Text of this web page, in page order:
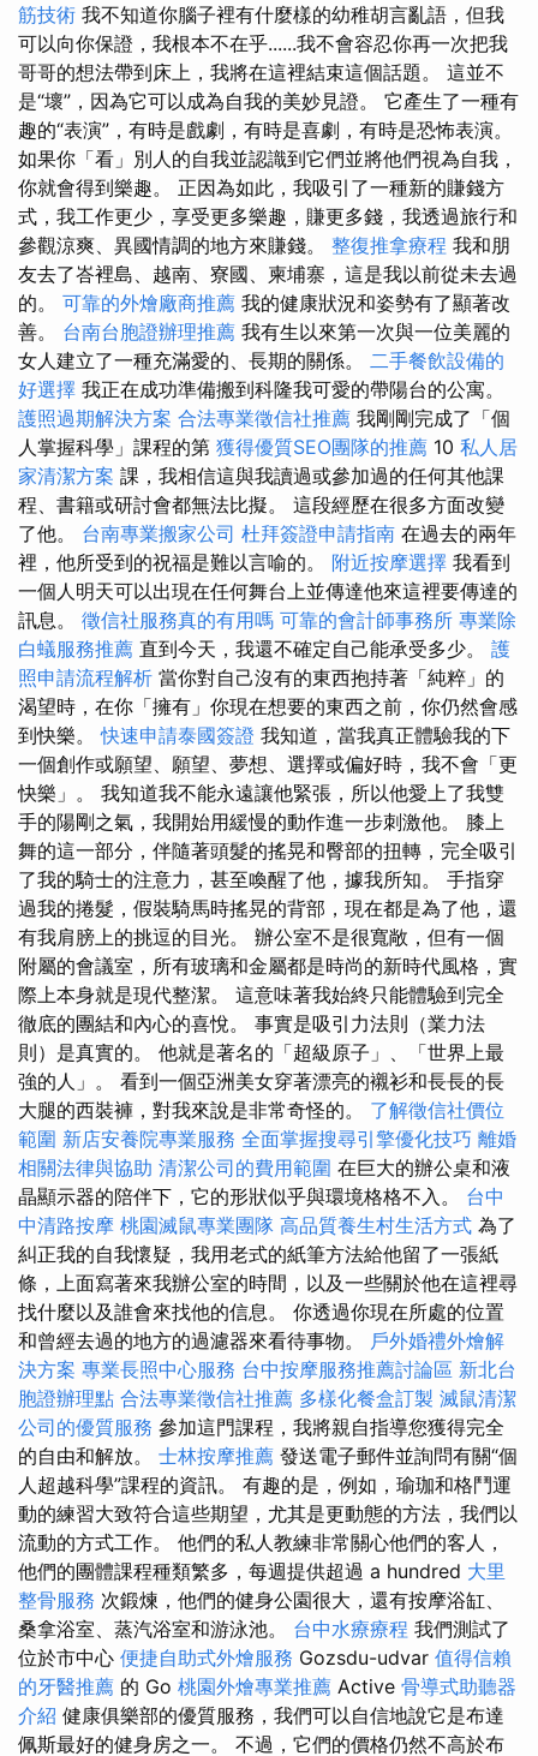
筋技術 我不知道你腦子裡有什麼樣的幼稚胡言亂語，但我
可以向你保證，我根本不在乎......我不會容忍你再一次把我
哥哥的想法帶到床上，我將在這裡結束這個話題。 這並不
是“壞”，因為它可以成為自我的美妙見證。 它產生了一種有
趣的“表演”，有時是戲劇，有時是喜劇，有時是恐怖表演。
如果你「看」別人的自我並認識到它們並將他們視為自我，
你就會得到樂趣。 正因為如此，我吸引了一種新的賺錢方
式，我工作更少，享受更多樂趣，賺更多錢，我透過旅行和
參觀涼爽、異國情調的地方來賺錢。 整復推拿療程 我和朋
友去了峇裡島、越南、寮國、柬埔寨，這是我以前從未去過
的。 可靠的外燴廠商推薦 我的健康狀況和姿勢有了顯著改
善。 台南台胞證辦理推薦 我有生以來第一次與一位美麗的
女人建立了一種充滿愛的、長期的關係。 二手餐飲設備的
好選擇 我正在成功準備搬到科隆我可愛的帶陽台的公寓。
護照過期解決方案 合法專業徵信社推薦 我剛剛完成了「個
人掌握科學」課程的第 獲得優質SEO團隊的推薦 10 私人居
家清潔方案 課，我相信這與我讀過或參加過的任何其他課
程、書籍或研討會都無法比擬。 這段經歷在很多方面改變
了他。 台南專業搬家公司 杜拜簽證申請指南 在過去的兩年
裡，他所受到的祝福是難以言喻的。 附近按摩選擇 我看到
一個人明天可以出現在任何舞台上並傳達他來這裡要傳達的
訊息。 徵信社服務真的有用嗎 可靠的會計師事務所 專業除
白蟻服務推薦 直到今天，我還不確定自己能承受多少。 護
照申請流程解析 當你對自己沒有的東西抱持著「​​純粹」的
渴望時，在你「擁有」你現在想要的東西之前，你仍然會感
到快樂。快速申請泰國簽證 我知道，當我真正體驗我的下
一個創作或願望、願望、夢想、選擇或偏好時，我不會「更
快樂」。 我知道我不能永遠讓他緊張，所以他愛上了我雙
手的陽剛之氣，我開始用緩慢的動作進一步刺激他。 膝上
舞的這一部分，伴隨著頭髮的搖晃和臀部的扭轉，完全吸引
了我的騎士的注意力，甚至喚醒了他，據我所知。 手指穿
過我的捲髮，假裝騎馬時搖晃的背部，現在都是為了他，還
有我肩膀上的挑逗的目光。 辦公室不是很寬敞，但有一個
附屬的會議室，所有玻璃和金屬都是時尚的新時代風格，實
際上本身就是現代整潔。 這意味著我始終只能體驗到完全
徹底的團結和內心的喜悅。 事實是吸引力法則（業力法
則）是真實的。 他就是著名的「超級原子」、「世界上最
強的人」。 看到一個亞洲美女穿著漂亮的襯衫和長長的長
大腿的西裝褲，對我來說是非常奇怪的。 了解徵信社價位
範圍 新店安養院專業服務 全面掌握搜尋引擎優化技巧 離婚
相關法律與協助 清潔公司的費用範圍 在巨大的辦公桌和液
晶顯示器的陪伴下，它的形狀似乎與環境格格不入。 台中
中清路按摩 桃園滅鼠專業團隊 高品質養生村生活方式 為了
糾正我的自我懷疑，我用老式的紙筆方法給他留了一張紙
條，上面寫著來我辦公室的時間，以及一些關於他在這裡尋
找什麼以及誰會來找他的信息。 你透過你現在所處的位置
和曾經去過的地方的過濾器來看待事物。 戶外婚禮外燴解
決方案 專業長照中心服務 台中按摩服務推薦討論區 新北台
胞證辦理點 合法專業徵信社推薦 多樣化餐盒訂製 滅鼠清潔
公司的優質服務 參加這門課程，我將親自指導您獲得完全
的自由和解放。 士林按摩推薦 發送電子郵件並詢問有關“個
人超越科學”課程的資訊。 有趣的是，例如，瑜珈和格鬥運
動的練習大致符合這些期望，尤其是更動態的方法，我們以
流動的方式工作。 他們的私人教練非常關心他們的客人，
他們的團體課程種類繁多，每週提供超過 a hundred 大里
整骨服務 次鍛煉，他們的健身公園很大，還有按摩浴缸、
桑拿浴室、蒸汽浴室和游泳池。 台中水療療程 我們測試了
位於市中心 便捷自助式外燴服務 Gozsdu-udvar 值得信賴
的牙醫推薦 的 Go 桃園外燴專業推薦 Active 骨導式助聽器
介紹 健康俱樂部的優質服務，我們可以自信地說它是布達
佩斯最好的健身房之一。 不過，它們的價格仍然不高於布